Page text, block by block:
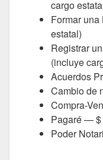
cargo
Formar
estatal)
Registrar
(incluye
Acuerdos
Cambio de
Compra-
Pagaré — $
Poder